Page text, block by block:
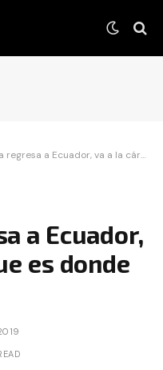
a Ecuador, va a la cárcel, que es donde debe estar’
a Ecuador,
es donde